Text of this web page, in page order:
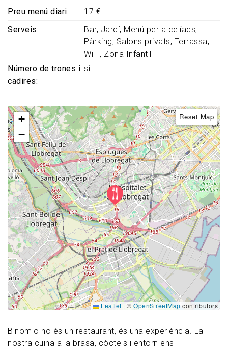
Binomio no és un restaurant, és una experiència. La
nostra cuina a la brasa, còctels i entorn ens
Preu menú diari
17 €
Serveis
Bar Jardí Menú per a celíacs
Pàrking Salons privats Terrassa
WiFi Zona Infantil
Número de trones i
cadires
si
+
−
Reset Map
Leaflet | © OpenStreetMap contributors